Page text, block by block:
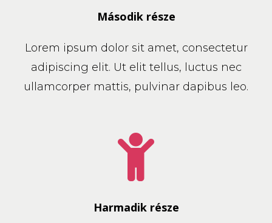
Második része
Lorem ipsum dolor sit amet, consectetur
adipiscing elit. Ut elit tellus, luctus nec
ullamcorper mattis, pulvinar dapibus leo.
Harmadik része